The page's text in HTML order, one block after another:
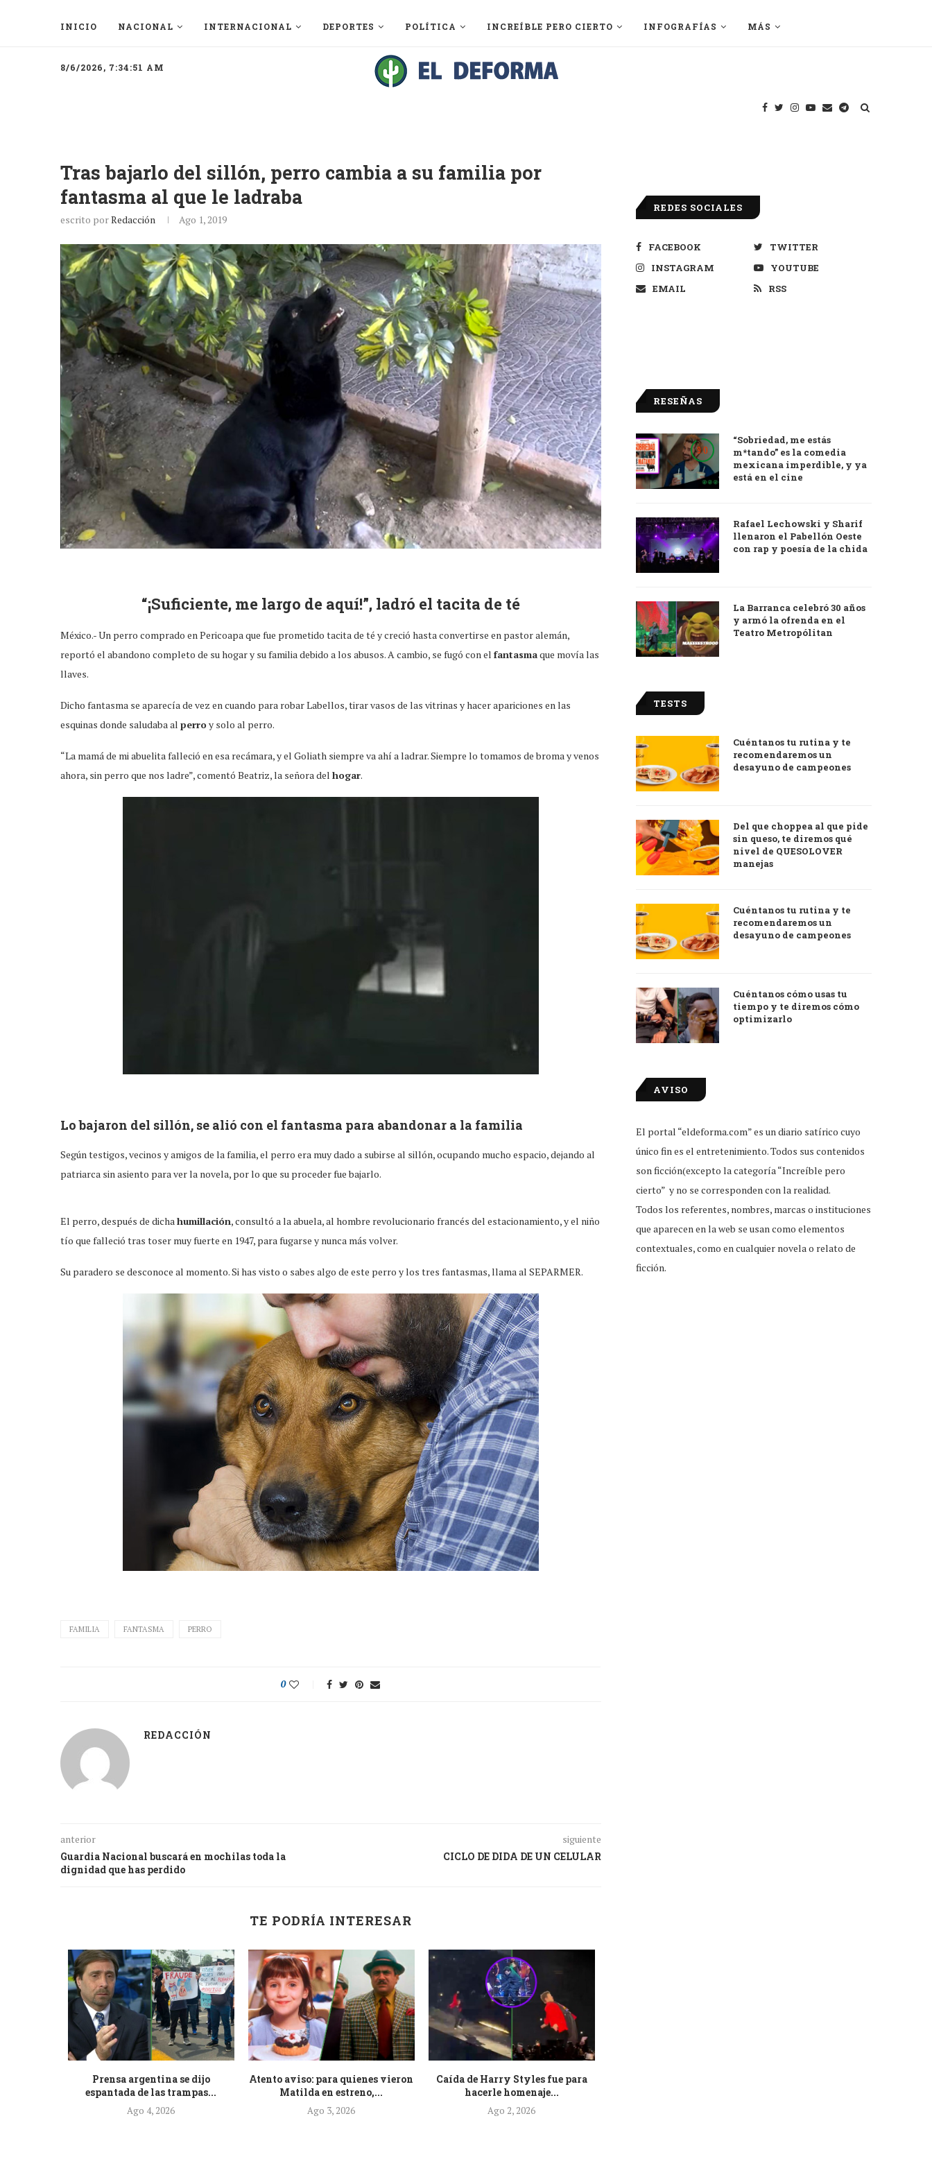
INICIO NACIONAL INTERNACIONAL DEPORTES POLÍTICA INCREÍBLE PERO CIERTO INFOGRAFÍAS MÁS
8/6/2026, 7:34:51 AM
Tras bajarlo del sillón, perro cambia a su familia por
fantasma al que le ladraba
escrito porRedacción Ago 1, 2019
“¡Suficiente, me largo de aquí!”, ladró el tacita de té
México.- Un perro comprado en Pericoapa que fue prometido tacita de té y creció hasta convertirse en pastor alemán,
reportó el abandono completo de su hogar y su familia debido a los abusos. A cambio, se fugó con el fantasmaque movía las
llaves.
Dicho fantasma se aparecía de vez en cuando para robar Labellos, tirar vasos de las vitrinas y hacer apariciones en las
esquinas donde saludaba al perroy solo al perro.
“La mamá de mi abuelita falleció en esa recámara, y el Goliath siempre va ahí a ladrar. Siempre lo tomamos de broma y venos
ahora, sin perro que nos ladre”, comentó Beatriz, la señora del hogar.
Lo bajaron del sillón, se alió con el fantasma para abandonar a la familia
Según testigos, vecinos y amigos de la familia, el perro era muy dado a subirse al sillón, ocupando mucho espacio, dejando al
patriarca sin asiento para ver la novela, por lo que su proceder fue bajarlo.
El perro, después de dichahumillación, consultó a la abuela, al hombre revolucionario francés del estacionamiento, y el niño
tío que falleció tras toser muy fuerte en 1947, para fugarse y nunca más volver.
Su paradero se desconoce al momento. Si has visto o sabes algo de este perro y los tres fantasmas, llama al SEPARMER.
FAMILIA FANTASMA PERRO
0
REDACCIÓN
anterior
Guardia Nacional buscará en mochilas toda la
dignidad que has perdido
siguiente
CICLO DE DIDA DE UN CELULAR
TE PODRÍA INTERESAR
Prensa argentina se dijo
espantada de las trampas...
Ago 4, 2026
Atento aviso: para quienes vieron
Matilda en estreno,...
Ago 3, 2026
Caída de Harry Styles fue para
hacerle homenaje...
Ago 2, 2026
REDES SOCIALES
FACEBOOK
TWITTER
INSTAGRAM
YOUTUBE
EMAIL
RSS
RESEÑAS
9.0
“Sobriedad, me estás
m*tando” es la comedia
mexicana imperdible, y ya
está en el cine
Rafael Lechowski y Sharif
llenaron el Pabellón Oeste
con rap y poesía de la chida
La Barranca celebró 30 años
y armó la ofrenda en el
Teatro Metropólitan
TESTS
Cuéntanos tu rutina y te
recomendaremos un
desayuno de campeones
Del que choppea al que pide
sin queso, te diremos qué
nivel de QUESOLOVER
manejas
Cuéntanos tu rutina y te
recomendaremos un
desayuno de campeones
Cuéntanos cómo usas tu
tiempo y te diremos cómo
optimizarlo
AVISO
El portal “eldeforma.com” es un diario satírico cuyo
único fin es el entretenimiento. Todos sus contenidos
son ficción(excepto la categoría “Increíble pero
cierto” y no se corresponden con la realidad.
Todos los referentes, nombres, marcas o instituciones
que aparecen en la web se usan como elementos
contextuales, como en cualquier novela o relato de
ficción.